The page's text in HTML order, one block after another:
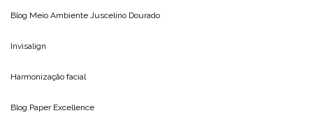
Blog Meio Ambiente Juscelino Dourado
Invisalign
Harmonização facial
Blog Paper Excellence